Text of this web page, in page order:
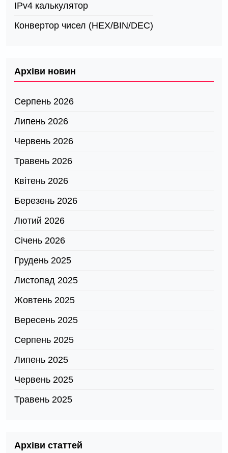
IPv4 калькулятор
Конвертор чисел (HEX/BIN/DEC)
Архіви новин
Серпень 2026
Липень 2026
Червень 2026
Травень 2026
Квітень 2026
Березень 2026
Лютий 2026
Січень 2026
Грудень 2025
Листопад 2025
Жовтень 2025
Вересень 2025
Серпень 2025
Липень 2025
Червень 2025
Травень 2025
Архіви статтей